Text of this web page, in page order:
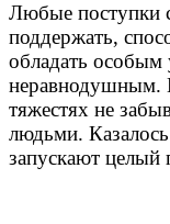
Любые поступки
поддержать,
обладать
неравнодушным.
тяжестях не
людьми.
запускают целый